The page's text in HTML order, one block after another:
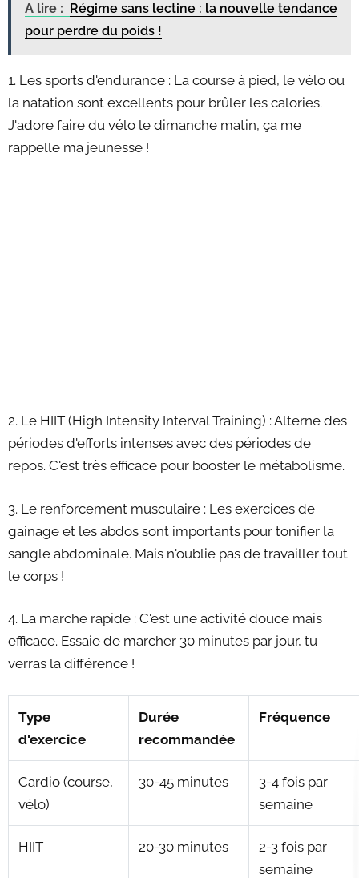
A lire : Régime sans lectine : la nouvelle tendance
pour perdre du poids !
1. Les sports d'endurance : La course à pied, le vélo ou
la natation sont excellents pour brûler les calories.
J'adore faire du vélo le dimanche matin, ça me
rappelle ma jeunesse !
2. Le HIIT (High Intensity Interval Training) : Alterne des
périodes d'efforts intenses avec des périodes de
repos. C'est très efficace pour booster le métabolisme.
3. Le renforcement musculaire : Les exercices de
gainage et les abdos sont importants pour tonifier la
sangle abdominale. Mais n'oublie pas de travailler tout
le corps !
4. La marche rapide : C'est une activité douce mais
efficace. Essaie de marcher 30 minutes par jour, tu
verras la différence !
Type
d'exercice
Durée
recommandée
Fréquence
Cardio (course,
vélo)
30-45 minutes
3-4 fois par
semaine
HIIT 20-30 minutes
2-3 fois par
semaine